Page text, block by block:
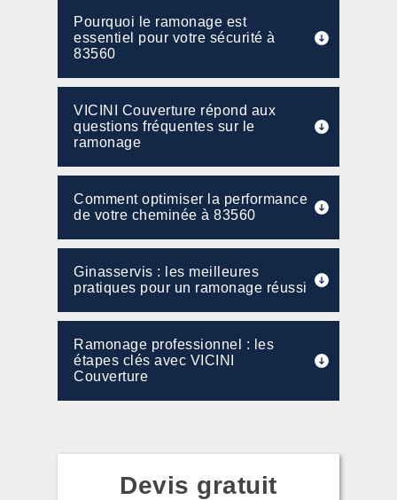
Pourquoi le ramonage est
essentiel pour votre sécurité à
83560
VICINI Couverture répond aux
questions fréquentes sur le
ramonage
Comment optimiser la performance
de votre cheminée à 83560
Ginasservis : les meilleures
pratiques pour un ramonage réussi
Ramonage professionnel : les
étapes clés avec VICINI
Couverture
Devis gratuit